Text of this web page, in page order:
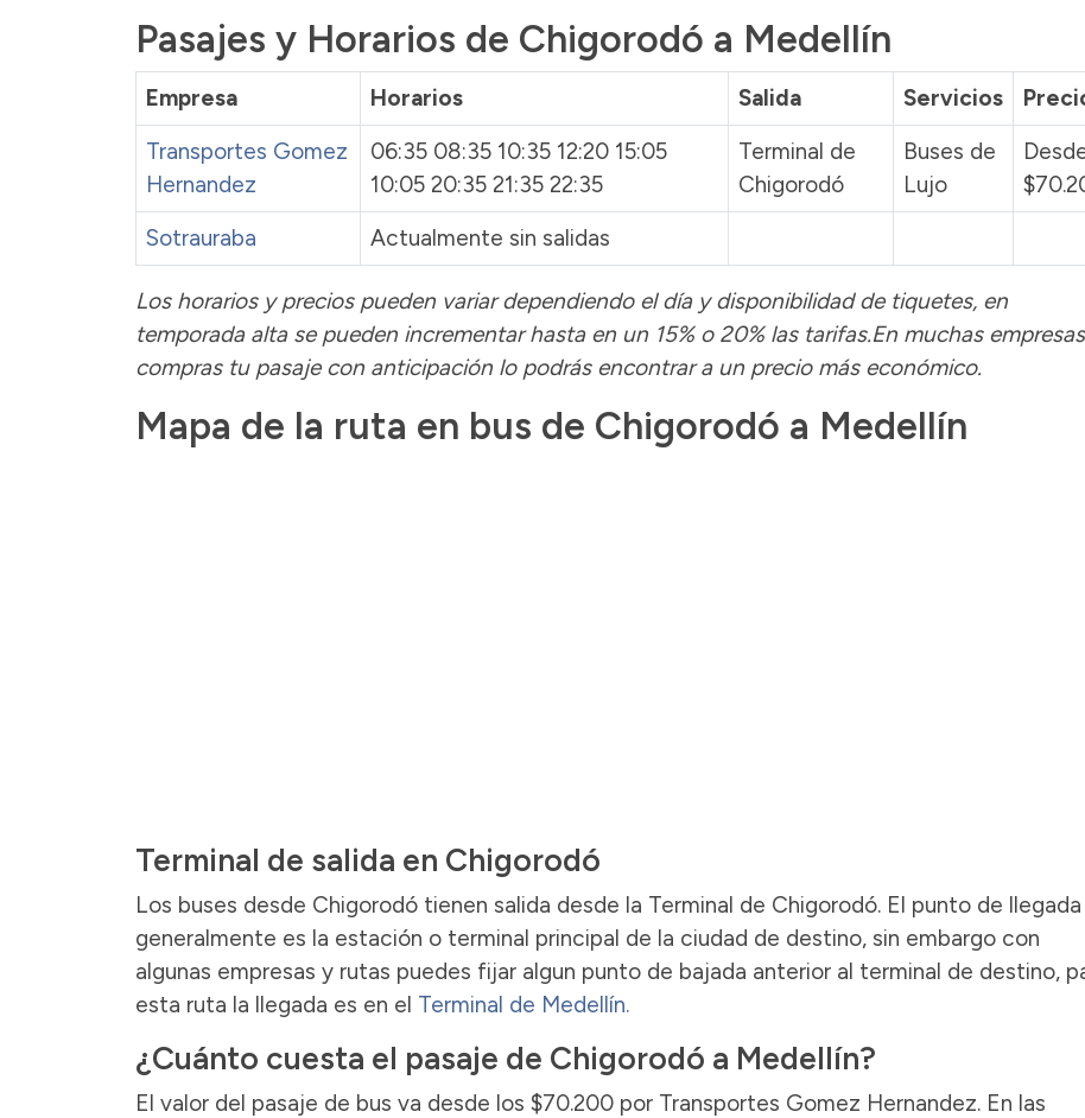
Pasajes y Horarios de Chigorodó a Medellín
Empresa Horarios Salida Servicios
Transportes Gomez
Hernandez
06:35 08:35 10:35 12:20 15:05
10:05 20:35 21:35 22:35
Terminal de
Chigorodó
Buses de
Lujo
Sotrauraba
Actualmente sin salidas
Los horarios y precios pueden variar dependiendo el día y disponibilidad de tiquetes, en
temporada alta se pueden incrementar hasta en un 15% o 20% las tarifas.En muchas
compras tu pasaje con anticipación lo podrás encontrar a un precio más económico.
Mapa de la ruta en bus de Chigorodó a Medellín
Terminal de salida en Chigorodó
Los buses desde Chigorodó tienen salida desde la Terminal de Chigorodó. El punto de llegada
generalmente es la estación o terminal principal de la ciudad de destino, sin embargo con
algunas empresas y rutas puedes fijar algun punto de bajada anterior al terminal de destino,
esta ruta la llegada es en el Terminal de Medellín.
¿Cuánto cuesta el pasaje de Chigorodó a Medellín?
El valor del pasaje de bus va desde los $70.200 por Transportes Gomez Hernandez. En las